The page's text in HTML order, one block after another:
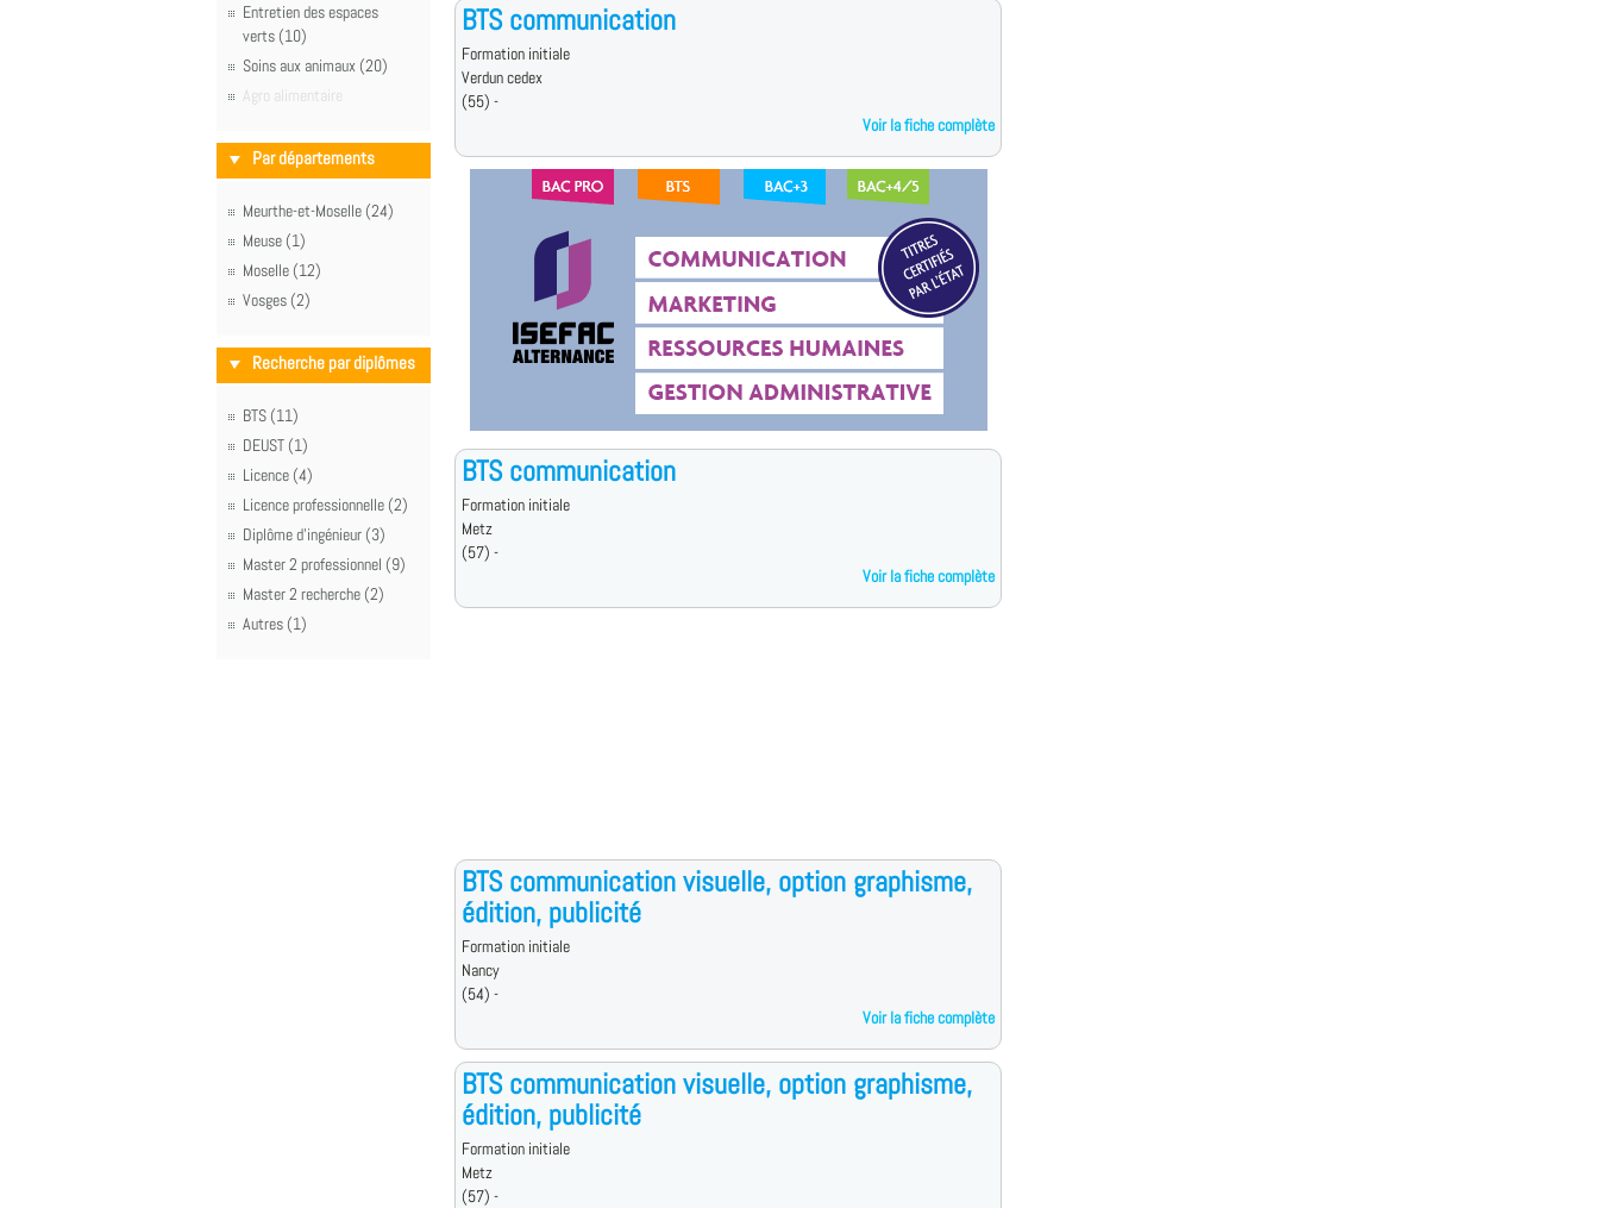
Entretien des espaces
verts (10)
Soins aux animaux (20)
Agro alimentaire
Par départements
Meurthe-et-Moselle (24)
Meuse (1)
Moselle (12)
Vosges (2)
Recherche par diplômes
BTS (11)
DEUST (1)
Licence (4)
Licence professionnelle (2)
Diplôme d'ingénieur (3)
Master 2 professionnel (9)
Master 2 recherche (2)
Autres (1)
BTS communication
Formation initiale
Verdun cedex
(55) -
Voir la fiche complète
BTS communication
Formation initiale
Metz
(57) -
Voir la fiche complète
BTS communication visuelle, option graphisme,
édition, publicité
Formation initiale
Nancy
(54) -
Voir la fiche complète
BTS communication visuelle, option graphisme,
édition, publicité
Formation initiale
Metz
(57) -